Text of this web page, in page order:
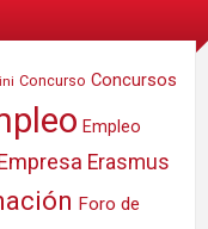
Concurso Concursos
Empleo
Erasmus
Foro de